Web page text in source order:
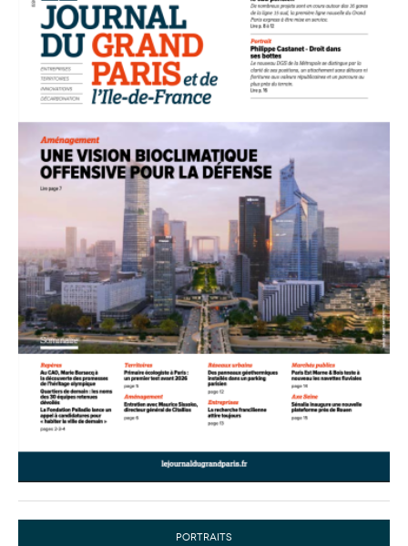
PORTRAITS